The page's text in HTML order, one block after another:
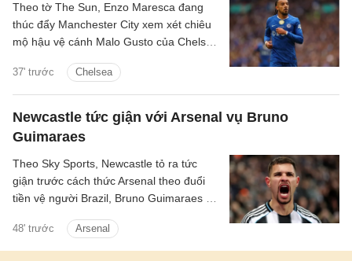
37' trước Chelsea
Theo tờ The Sun, Enzo Maresca đang
thúc đẩy Manchester City xem xét chiêu
mộ hậu vệ cánh Malo Gusto của Chelsea
Newcastle tức giận với Arsenal vụ Bruno
Guimaraes
48' trước Arsenal
Theo Sky Sports, Newcastle tỏ ra tức
giận trước cách thức Arsenal theo đuổi
tiền vệ người Brazil, Bruno Guimaraes ở